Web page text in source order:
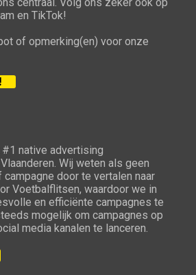
en TikTok!
of opmerking(en) voor onze
native advertising
Wij weten als geen
door te vertalen naar
Voetbalflitsen, waardoor we in
en efficiënte campagnes te
mogelijk om campagnes op
media kanalen te lanceren.